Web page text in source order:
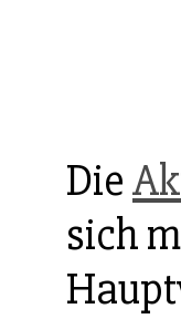
Die
sich